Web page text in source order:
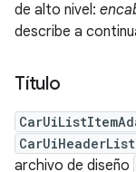
de alto nivel:
describe a
Título
archivo de diseño